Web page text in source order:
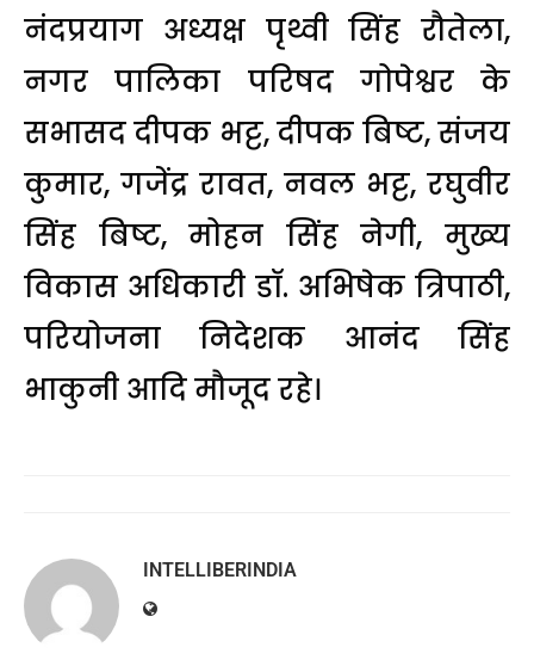
नंदप्रयाग अध्यक्ष पृथ्वी सिंह रौतेला,
नगर पालिका परिषद गोपेश्वर के
सभासद दीपक भट्ट, दीपक बिष्ट, संजय
कुमार, गजेंद्र रावत, नवल भट्ट, रघुवीर
सिंह बिष्ट, मोहन सिंह नेगी, मुख्य
विकास अधिकारी डॉ. अभिषेक त्रिपाठी,
परियोजना निदेशक आनंद सिंह
भाकुनी आदि मौजूद रहे।
INTELLIBERINDIA